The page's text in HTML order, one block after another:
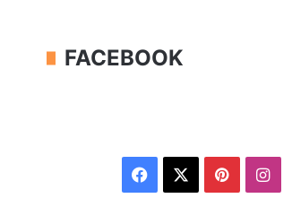
FACEBOOK
Facebook Pinterest